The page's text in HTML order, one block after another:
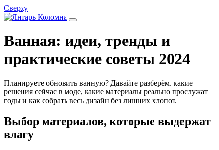
Сверху
Ванная: идеи, тренды и
практические советы 2024
Планируете обновить ванную? Давайте разберём, какие
решения сейчас в моде, какие материалы реально прослужат
годы и как собрать весь дизайн без лишних хлопот.
Выбор материалов, которые выдержат
влагу